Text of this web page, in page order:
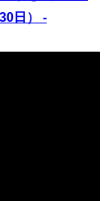
日） -